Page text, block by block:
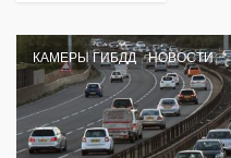
КАМЕРЫ ГИБДД НОВОСТИ